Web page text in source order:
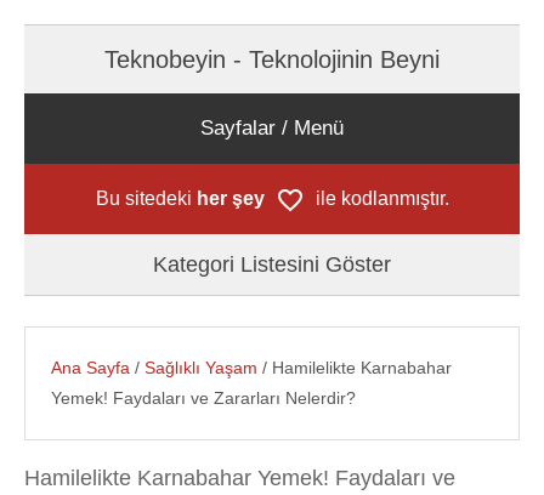
Teknobeyin - Teknolojinin Beyni
Sayfalar / Menü
Bu sitedeki her şey ile kodlanmıştır.
Kategori Listesini Göster
Ana Sayfa /Sağlıklı Yaşam / Hamilelikte Karnabahar
Yemek! Faydaları ve Zararları Nelerdir?
Hamilelikte Karnabahar Yemek! Faydaları ve